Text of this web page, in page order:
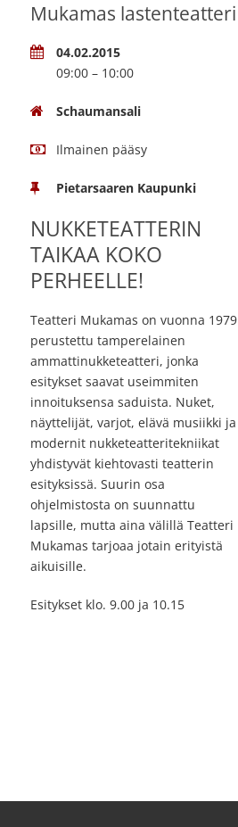
Mukamas lastenteatteri
04.02.2015
09:00 – 10:00
Schaumansali
Ilmainen pääsy
Pietarsaaren Kaupunki
NUKKETEATTERIN
TAIKAA KOKO
PERHEELLE!
Teatteri Mukamas on vuonna 1979
perustettu tamperelainen
ammattinukketeatteri, jonka
esitykset saavat useimmiten
innoituksensa saduista. Nuket,
näyttelijät, varjot, elävä musiikki ja
modernit nukketeatteritekniikat
yhdistyvät kiehtovasti teatterin
esityksissä. Suurin osa
ohjelmistosta on suunnattu
lapsille, mutta aina välillä Teatteri
Mukamas tarjoaa jotain erityistä
aikuisille.
Esitykset klo. 9.00 ja 10.15